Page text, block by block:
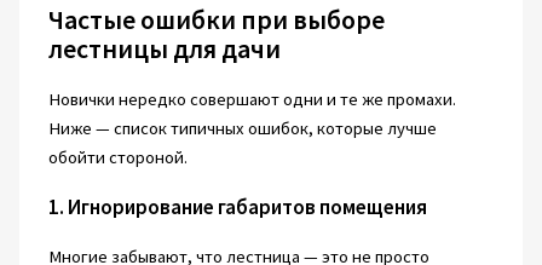
Частые ошибки при выборе
лестницы для дачи
Новички нередко совершают одни и те же промахи.
Ниже — список типичных ошибок, которые лучше
обойти стороной.
1. Игнорирование габаритов помещения
Многие забывают, что лестница — это не просто